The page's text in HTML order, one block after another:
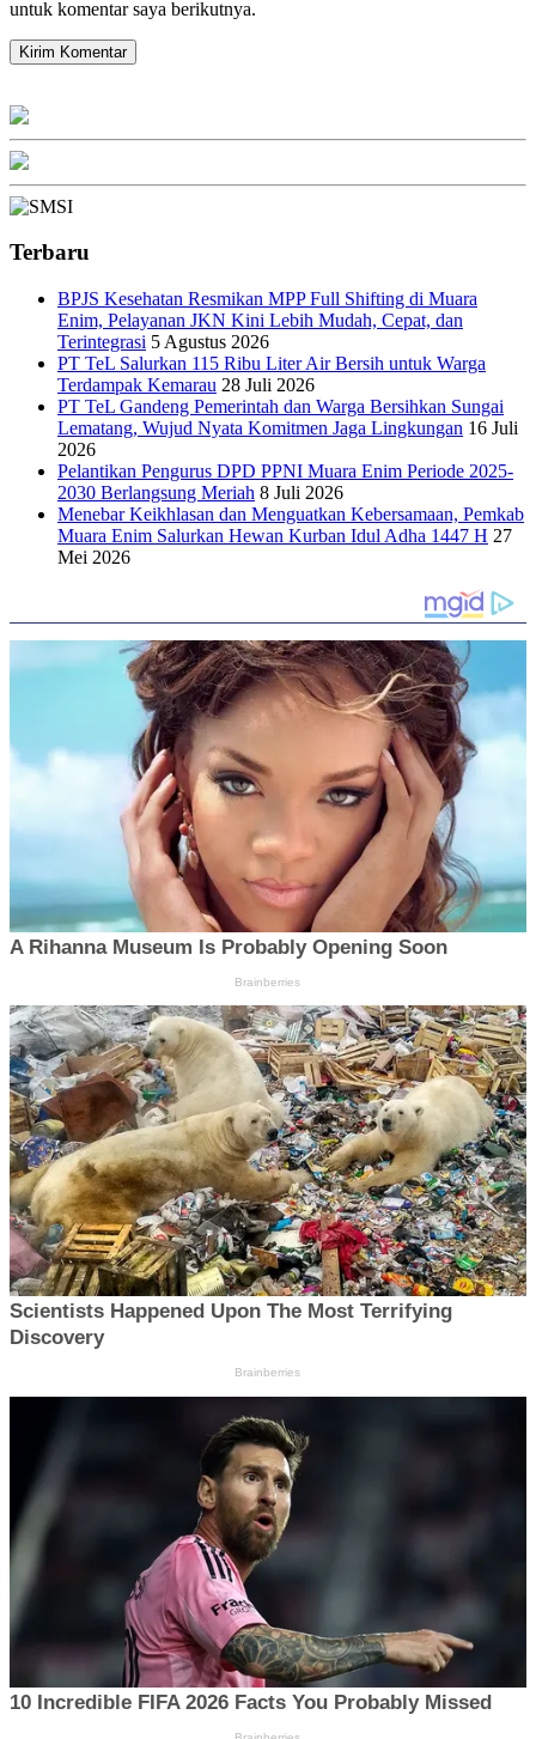
untuk komentar saya berikutnya.
Terbaru
BPJS Kesehatan Resmikan MPP Full Shifting di Muara
Enim, Pelayanan JKN Kini Lebih Mudah, Cepat, dan
Terintegrasi 5 Agustus 2026
PT TeL Salurkan 115 Ribu Liter Air Bersih untuk Warga
Terdampak Kemarau 28 Juli 2026
PT TeL Gandeng Pemerintah dan Warga Bersihkan Sungai
Lematang, Wujud Nyata Komitmen Jaga Lingkungan 16 Juli
2026
Pelantikan Pengurus DPD PPNI Muara Enim Periode 2025-
2030 Berlangsung Meriah 8 Juli 2026
Menebar Keikhlasan dan Menguatkan Kebersamaan, Pemkab
Muara Enim Salurkan Hewan Kurban Idul Adha 1447 H 27
Mei 2026